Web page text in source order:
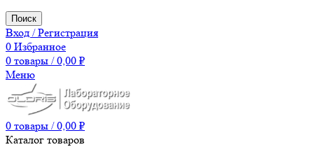
Поиск
Вход / Регистрация
0 Избранное
0 товары / 0,00 ₽
Меню
0 товары / 0,00 ₽
Каталог товаров